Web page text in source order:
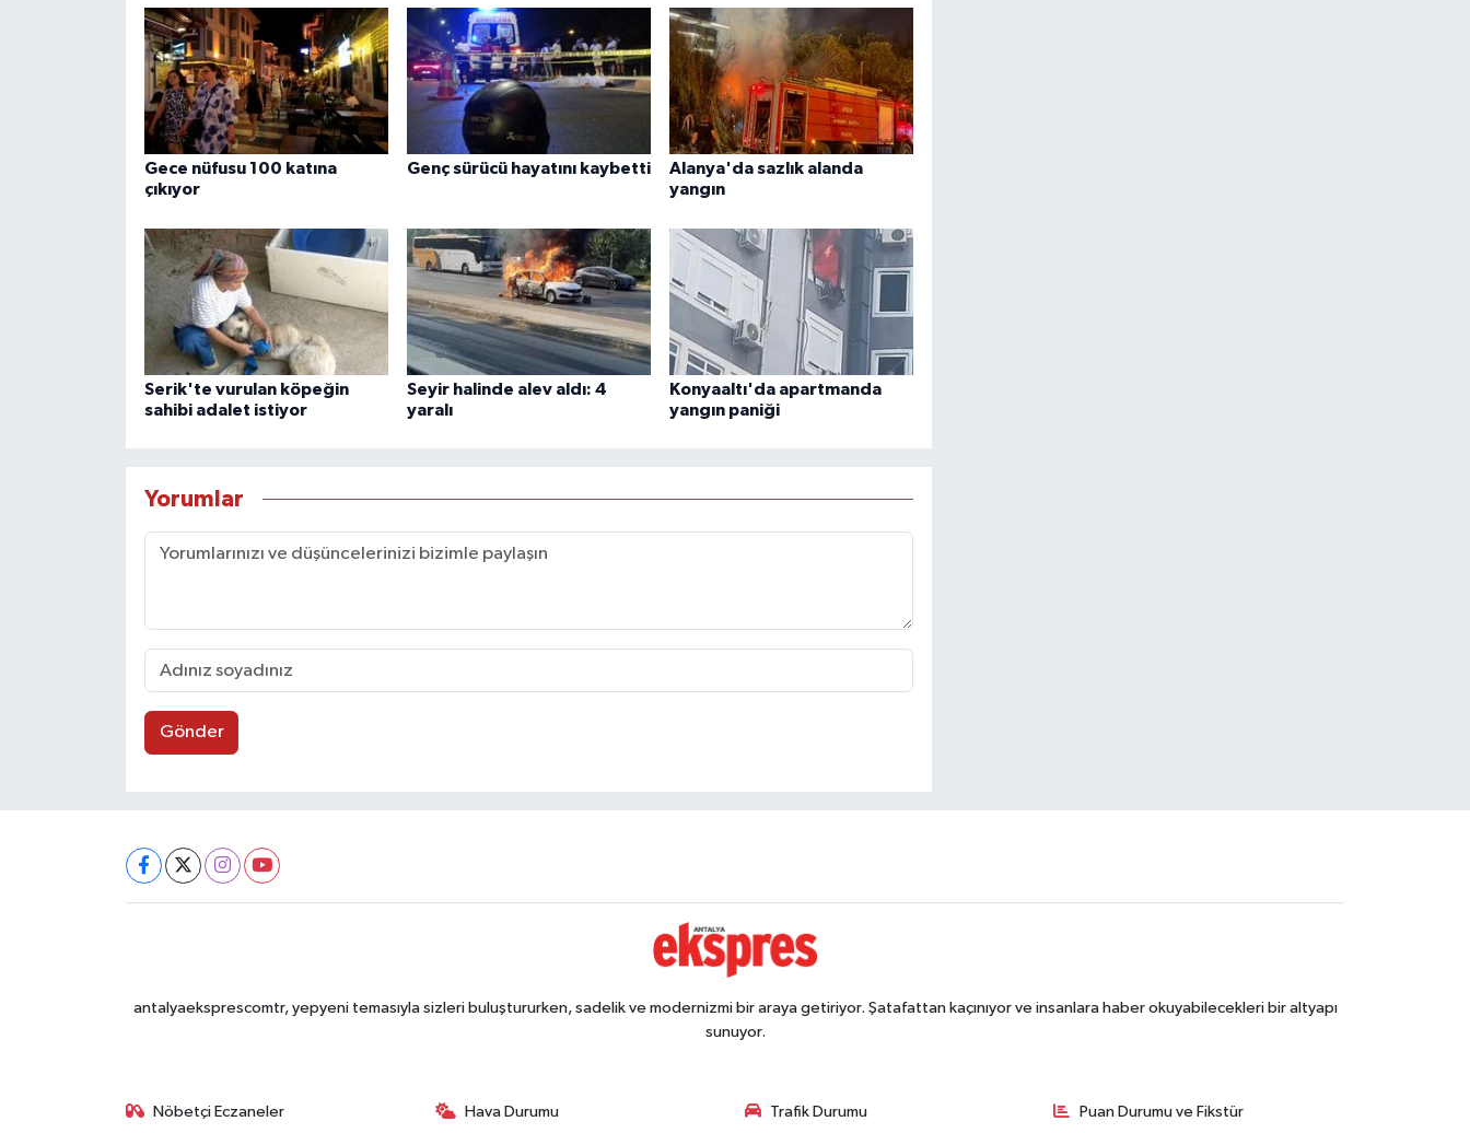
Gece nüfusu 100 katına
çıkıyor
Genç sürücü hayatını kaybetti
Alanya'da sazlık alanda
yangın
Serik'te vurulan köpeğin
sahibi adalet istiyor
Seyir halinde alev aldı: 4
yaralı
Konyaaltı'da apartmanda
yangın paniği
Yorumlar
Gönder
antalyaeksprescomtr, yepyeni temasıyla sizleri buluştururken, sadelik ve modernizmi bir araya getiriyor. Şatafattan kaçınıyor ve insanlara haber okuyabilecekleri bir altyapı
sunuyor.
Nöbetçi Eczaneler Hava Durumu Trafik Durumu Puan Durumu ve Fikstür